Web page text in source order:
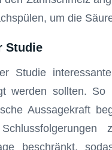
um die
Studie
Studie
werden sollten.
Aussagekraft
beschränkt,